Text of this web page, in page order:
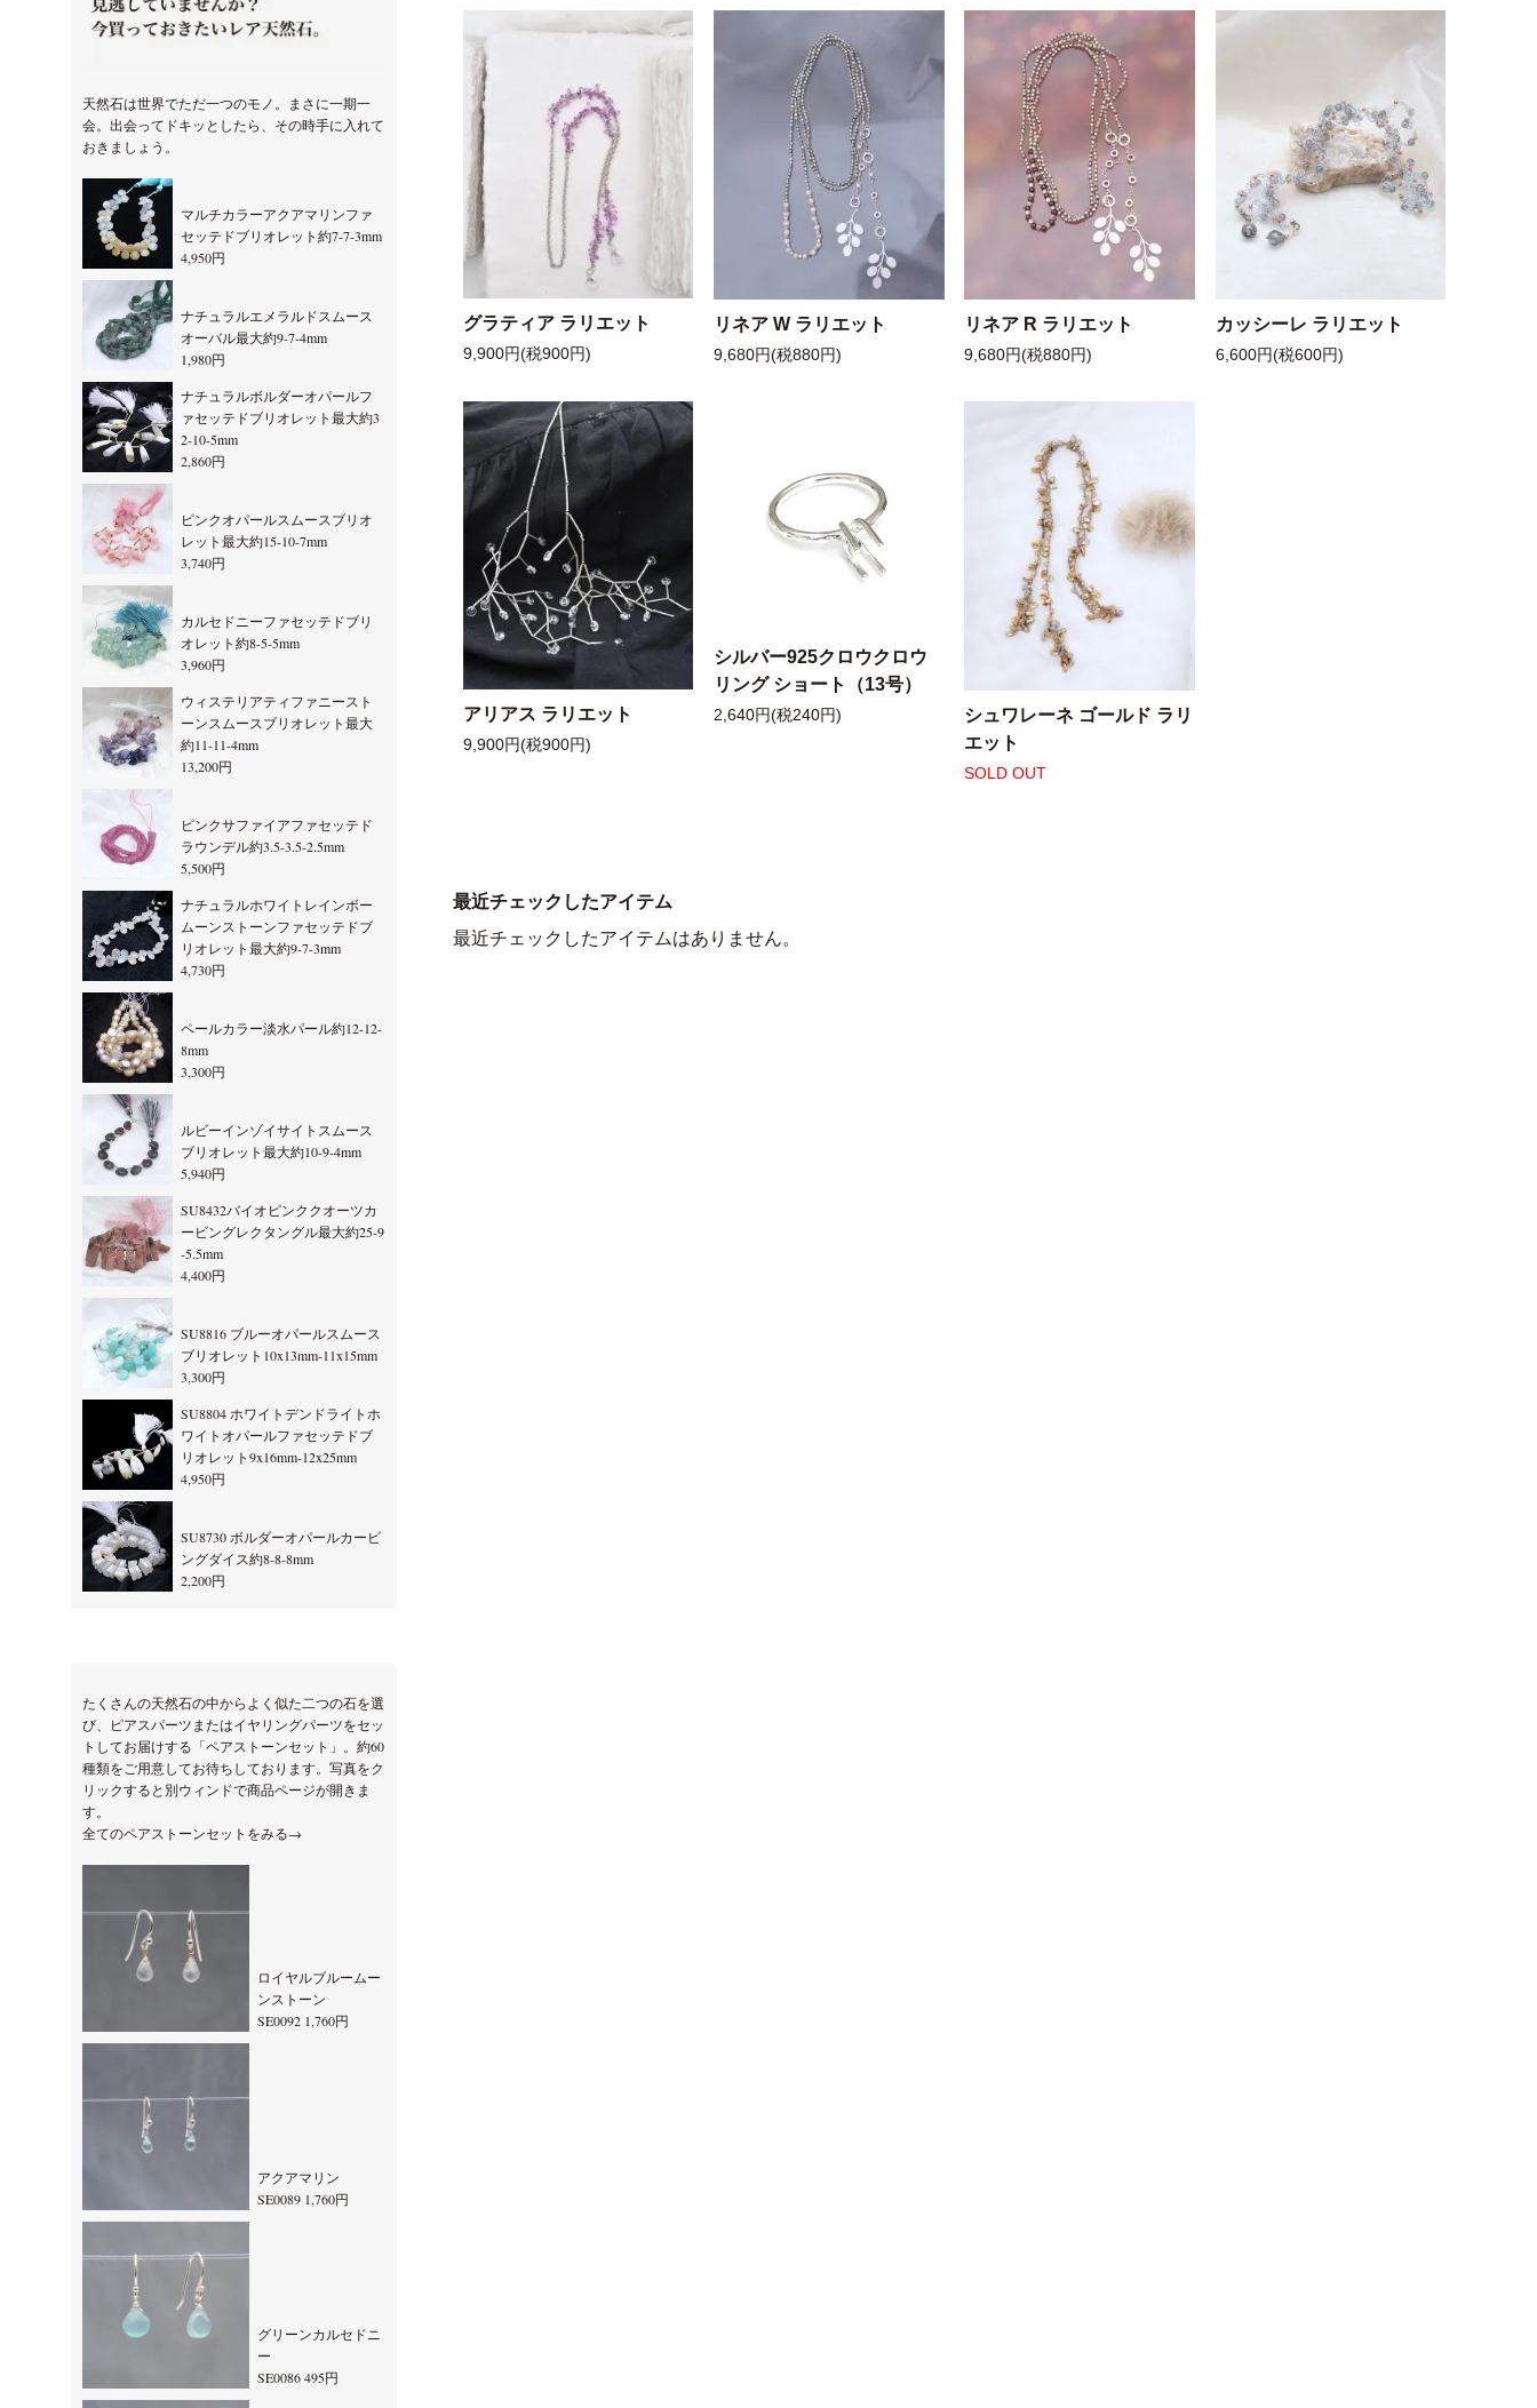
グラティア ラリエット
9,900円(税900円)
リネア W ラリエット
9,680円(税880円)
リネア R ラリエット
9,680円(税880円)
カッシーレ ラリエット
6,600円(税600円)
アリアス ラリエット
9,900円(税900円)
シルバー925クロウクロウ
リング ショート（13号）
2,640円(税240円)
シュワレーネ ゴールド ラリ
エット
SOLD OUT
最近チェックしたアイテム
最近チェックしたアイテムはありません。
天然石は世界でただ一つのモノ。まさに一期一
会。出会ってドキッとしたら、その時手に入れて
おきましょう。
マルチカラーアクアマリンファ
セッテドブリオレット約7-7-3mm
4,950円
ナチュラルエメラルドスムース
オーバル最大約9-7-4mm
1,980円
ナチュラルボルダーオパールフ
ァセッテドブリオレット最大約3
2-10-5mm
2,860円
ピンクオパールスムースブリオ
レット最大約15-10-7mm
3,740円
カルセドニーファセッテドブリ
オレット約8-5-5mm
3,960円
ウィステリアティファニースト
ーンスムースブリオレット最大
約11-11-4mm
13,200円
ピンクサファイアファセッテド
ラウンデル約3.5-3.5-2.5mm
5,500円
ナチュラルホワイトレインボー
ムーンストーンファセッテドブ
リオレット最大約9-7-3mm
4,730円
ペールカラー淡水パール約12-12-
8mm
3,300円
ルビーインゾイサイトスムース
ブリオレット最大約10-9-4mm
5,940円
SU8432バイオピンククオーツカ
ービングレクタングル最大約25-9
-5.5mm
4,400円
SU8816 ブルーオパールスムース
ブリオレット10x13mm-11x15mm
3,300円
SU8804 ホワイトデンドライトホ
ワイトオパールファセッテドブ
リオレット9x16mm-12x25mm
4,950円
SU8730 ボルダーオパールカービ
ングダイス約8-8-8mm
2,200円
たくさんの天然石の中からよく似た二つの石を選
び、ピアスパーツまたはイヤリングパーツをセッ
トしてお届けする「ペアストーンセット」。約60
種類をご用意してお待ちしております。写真をク
リックすると別ウィンドで商品ページが開きま
す。
全てのペアストーンセットをみる→
ロイヤルブルームー
ンストーン
SE0092 1,760円
アクアマリン
SE0089 1,760円
グリーンカルセドニ
ー
SE0086 495円